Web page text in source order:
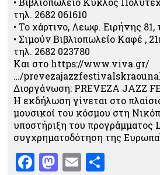
τηλ. 2682 061610
• Το χάρτινο, Λεωφ. Ειρήνης 81,
• Σιμούν Βιβλιοπωλείο Καφέ ,
τηλ. 2682 023780
Και στο https://www.viva.gr/
…/
Διοργάνωση: PREVEZA JAZZ
Η εκδήλωση γίνεται στο
μουσικοί του κόσμου στη
υποστήριξη του προγράμματος
συγχρηματοδότηση της
Facebook
Mastodon
Email